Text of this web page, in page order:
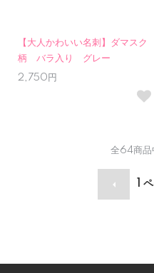
【大人かわいい名刺】ダマスク
柄 バラ入り グレー
2,750円
全64商品